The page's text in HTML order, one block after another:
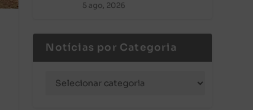
5 ago, 2026
Notícias por Categoria